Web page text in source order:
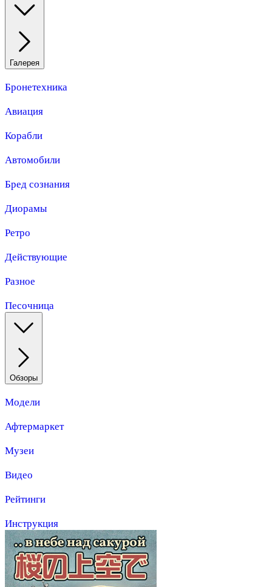
Галерея
Бронетехника
Авиация
Корабли
Автомобили
Бред сознания
Диорамы
Ретро
Действующие
Разное
Песочница
Обзоры
Модели
Афтермаркет
Музеи
Видео
Рейтинги
Инструкция